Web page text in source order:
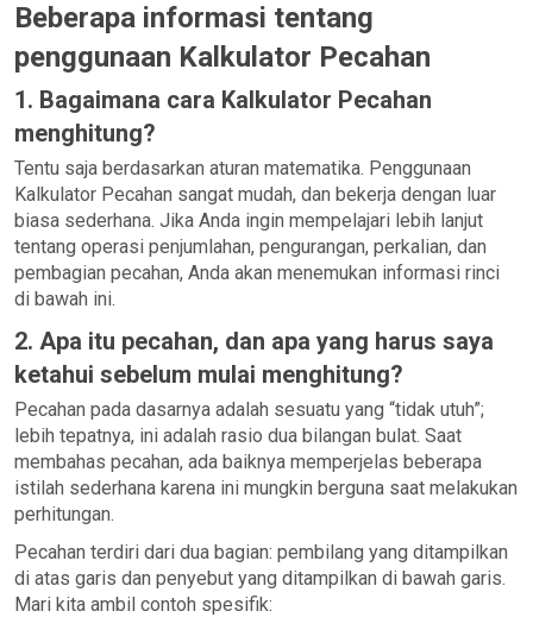
Beberapa informasi tentang
penggunaan Kalkulator Pecahan
1. Bagaimana cara Kalkulator Pecahan
menghitung?
Tentu saja berdasarkan aturan matematika. Penggunaan
Kalkulator Pecahan sangat mudah, dan bekerja dengan luar
biasa sederhana. Jika Anda ingin mempelajari lebih lanjut
tentang operasi penjumlahan, pengurangan, perkalian, dan
pembagian pecahan, Anda akan menemukan informasi rinci
di bawah ini.
2. Apa itu pecahan, dan apa yang harus saya
ketahui sebelum mulai menghitung?
Pecahan pada dasarnya adalah sesuatu yang “tidak utuh”;
lebih tepatnya, ini adalah rasio dua bilangan bulat. Saat
membahas pecahan, ada baiknya memperjelas beberapa
istilah sederhana karena ini mungkin berguna saat melakukan
perhitungan.
Pecahan terdiri dari dua bagian: pembilang yang ditampilkan
di atas garis dan penyebut yang ditampilkan di bawah garis.
Mari kita ambil contoh spesifik: